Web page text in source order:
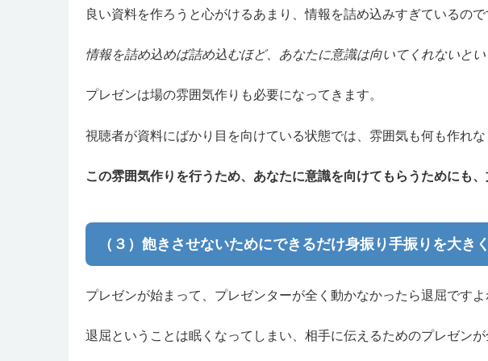
良い資料を作ろうと心がけるあまり、情報を詰め込みすぎているので
情報を詰め込めば詰め込むほど、あなたに意識は向いてくれないとい
プレゼンは場の雰囲気作りも必要になってきます。
視聴者が資料にばかり目を向けている状態では、雰囲気も何も作れな
この雰囲気作りを行うため、あなたに意識を向けてもらうためにも
（３）飽きさせないためにできるだけ身振り手振りを大き
プレゼンが始まって、プレゼンターが全く動かなかったら退屈ですよ
退屈ということは眠くなってしまい、相手に伝えるためのプレゼン